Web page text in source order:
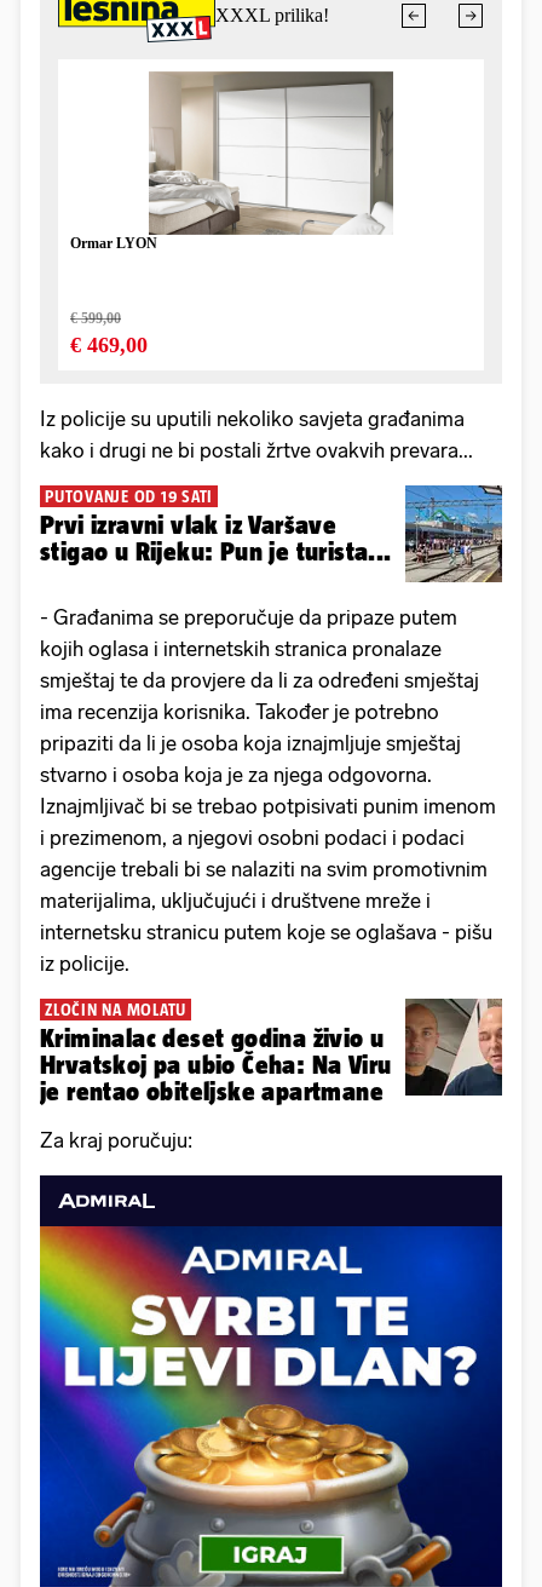
Iz policije su uputili nekoliko savjeta građanima
kako i drugi ne bi postali žrtve ovakvih prevara...
PUTOVANJE OD 19 SATI
Prvi izravni vlak iz Varšave
stigao u Rijeku: Pun je turista...
- Građanima se preporučuje da pripaze putem
kojih oglasa i internetskih stranica pronalaze
smještaj te da provjere da li za određeni smještaj
ima recenzija korisnika. Također je potrebno
pripaziti da li je osoba koja iznajmljuje smještaj
stvarno i osoba koja je za njega odgovorna.
Iznajmljivač bi se trebao potpisivati punim imenom
i prezimenom, a njegovi osobni podaci i podaci
agencije trebali bi se nalaziti na svim promotivnim
materijalima, uključujući i društvene mreže i
internetsku stranicu putem koje se oglašava - pišu
iz policije.
ZLOČIN NA MOLATU
Kriminalac deset godina živio u
Hrvatskoj pa ubio Čeha: Na Viru
je rentao obiteljske apartmane
Za kraj poručuju: